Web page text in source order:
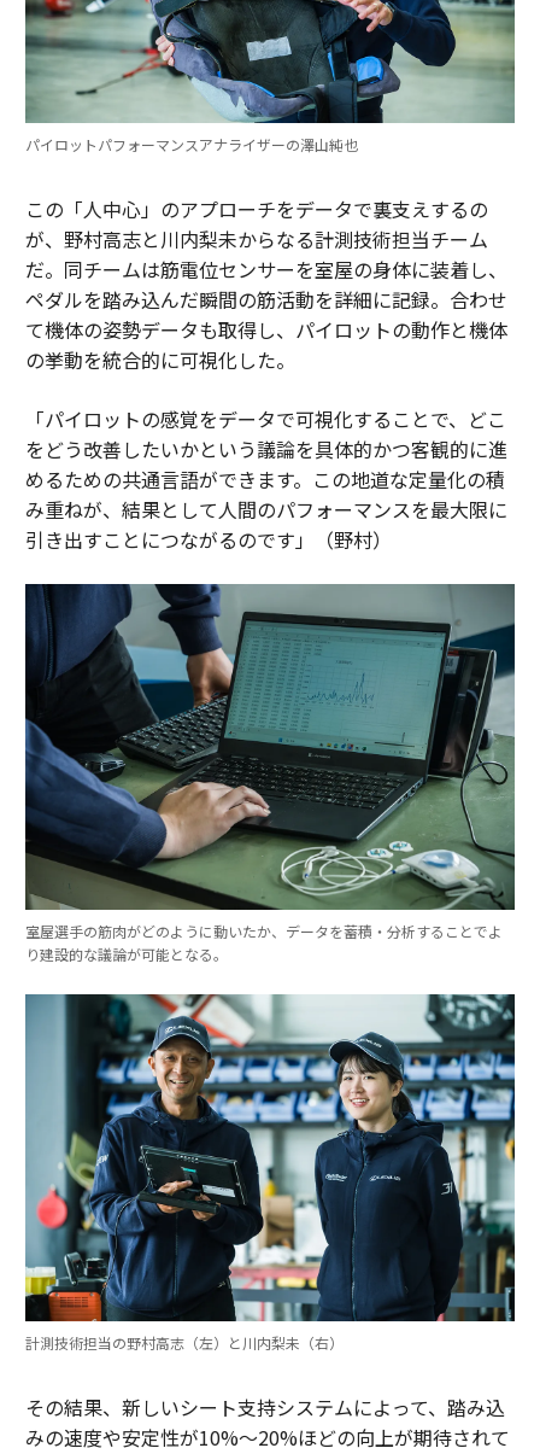
パイロットパフォーマンスアナライザーの澤山純也
この「人中心」のアプローチをデータで裏支えするの
が、野村高志と川内梨未からなる計測技術担当チーム
だ。同チームは筋電位センサーを室屋の身体に装着し、
ペダルを踏み込んだ瞬間の筋活動を詳細に記録。合わせ
て機体の姿勢データも取得し、パイロットの動作と機体
の挙動を統合的に可視化した。
「パイロットの感覚をデータで可視化することで、どこ
をどう改善したいかという議論を具体的かつ客観的に進
めるための共通言語ができます。この地道な定量化の積
み重ねが、結果として人間のパフォーマンスを最大限に
引き出すことにつながるのです」（野村）
室屋選手の筋肉がどのように動いたか、データを蓄積・分析することでよ
り建設的な議論が可能となる。
計測技術担当の野村高志（左）と川内梨未（右）
その結果、新しいシート支持システムによって、踏み込
みの速度や安定性が10%〜20%ほどの向上が期待されて